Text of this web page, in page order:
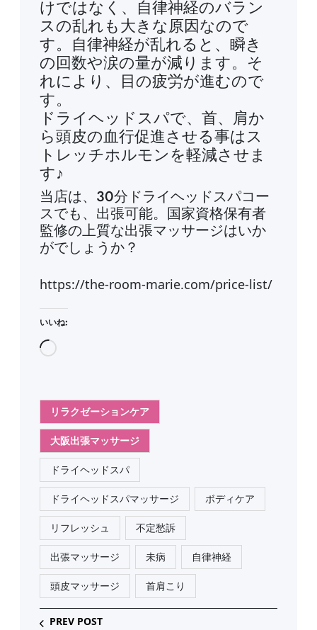
けではなく、自律神経のバラン
スの乱れも大きな原因なので
す。自律神経が乱れると、瞬き
の回数や涙の量が減ります。そ
れにより、目の疲労が進むので
す。
ドライヘッドスパで、首、肩か
ら頭皮の血行促進させる事はス
トレッチホルモンを軽減させま
す♪
当店は、30分ドライヘッドスパコー
スでも、出張可能。国家資格保有者
監修の上質な出張マッサージはいか
がでしょうか？
https://the-room-marie.com/price-list/
いいね:
読
み
中
…
リラクゼーションケア
大阪出張マッサージ
ドライヘッドスパ
ドライヘッドスパマッサージ ボディケア
リフレッシュ 不定愁訴
出張マッサージ 未病 自律神経
頭皮マッサージ 首肩こり
PREV POST